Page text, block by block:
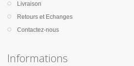
Livraison
Retours et Echanges
Contactez-nous
Informations